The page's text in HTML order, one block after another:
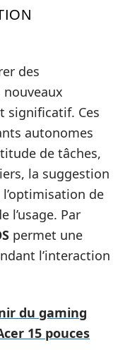
des
significatif. Ces
autonomes
de tâches,
la suggestion
de
l’usage. Par
permet une
l’interaction
du gaming
15 pouces